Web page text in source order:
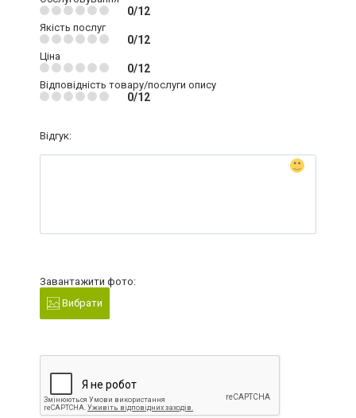
0/12
Якість послуг
0/12
Ціна
0/12
Відповідність товару/послуги опису
0/12
Відгук:
Завантажити фото:
Вибрати